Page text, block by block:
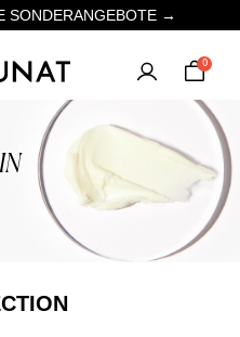
SONDERANGEBOTE →
0